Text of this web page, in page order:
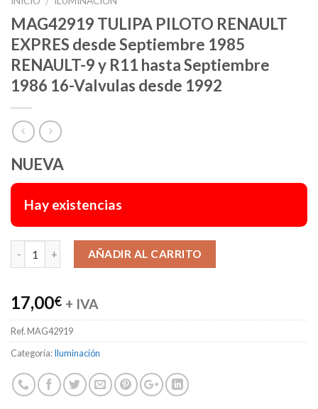
MAG42919 TULIPA PILOTO RENAULT
EXPRES desde Septiembre 1985
RENAULT-9 y R11 hasta Septiembre
1986 16-Valvulas desde 1992
NUEVA
Hay existencias
AÑADIR AL CARRITO
17,00€ + IVA
Ref.MAG42919
Categoría:Iluminación